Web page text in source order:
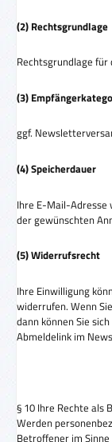
(2) Rechtsgrundlage
Rechtsgrundlage für
(3)
ggf.
(4) Speicherdauer
Ihre E-Mail-
der gewünschten
(5) Widerrufsrecht
Ihre Einwilligung
widerrufen. Wenn
dann können Sie
Abmeldelink im
§ 10 Ihre Rechte als
Werden
Betroffener im Sinne